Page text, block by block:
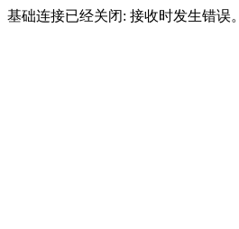
基础连接已经关闭: 接收时发生错误。